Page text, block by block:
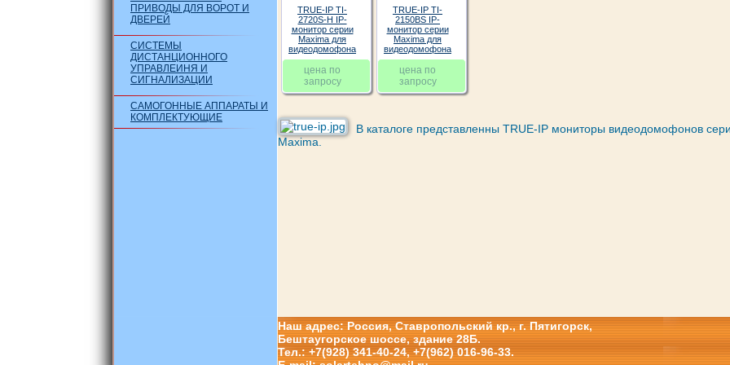
ПРИВОДЫ ДЛЯ ВОРОТ И
ДВЕРЕЙ
СИСТЕМЫ
ДИСТАНЦИОННОГО
УПРАВЛЕИНЯ И
СИГНАЛИЗАЦИИ
САМОГОННЫЕ АППАРАТЫ И
КОМПЛЕКТУЮЩИЕ
TRUE-IP TI-
2720S-H IP-
монитор серии
Maxima для
видеодомофона
цена по
запросу
TRUE-IP TI-
2150BS IP-
монитор серии
Maxima для
видеодомофона
цена по
запросу
В каталоге представленны TRUE-IP мониторы видеодомофонов
Maxima.
Наш адрес: Россия, Ставропольский кр., г. Пятигорск,
Бештаугорское шоссе, здание 28Б.
Тел.: +7(928) 341-40-24, +7(962) 016-96-33.